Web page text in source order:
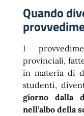
Quando
I
provinciali,
in materia di
studenti,
giorno dalla
nell’albo della